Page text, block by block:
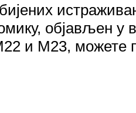
, објављен у
и М23, можете